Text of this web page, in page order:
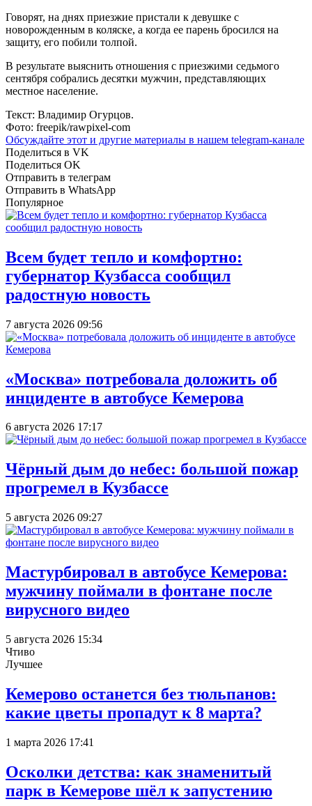
Говорят, на днях приезжие пристали к девушке с
новорожденным в коляске, а когда ее парень бросился на
защиту, его побили толпой.
В результате выяснить отношения с приезжими седьмого
сентября собрались десятки мужчин, представляющих
местное население.
Текст: Владимир Огурцов.
Фото: freepik/rawpixel-com
Обсуждайте этот и другие материалы в нашем telegram-канале
Поделиться в VK
Поделиться OK
Отправить в телеграм
Отправить в WhatsApp
Популярное
Всем будет тепло и комфортно:
губернатор Кузбасса сообщил
радостную новость
7 августа 2026 09:56
«Москва» потребовала доложить об
инциденте в автобусе Кемерова
6 августа 2026 17:17
Чёрный дым до небес: большой пожар
прогремел в Кузбассе
5 августа 2026 09:27
Мастурбировал в автобусе Кемерова:
мужчину поймали в фонтане после
вирусного видео
5 августа 2026 15:34
Чтиво
Лучшее
Кемерово останется без тюльпанов:
какие цветы пропадут к 8 марта?
1 марта 2026 17:41
Осколки детства: как знаменитый
парк в Кемерове шёл к запустению